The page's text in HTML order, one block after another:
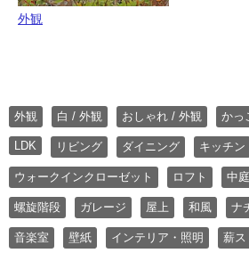
外観
外観 白 / 外観 おしゃれ / 外観 かっ
LDK リビング ダイニング キッチン
ウォークインクローゼット ロフト 中庭
螺旋階段 ガレージ 屋上 和風 ナ
音楽室 壁紙 インテリア・照明 薪ス